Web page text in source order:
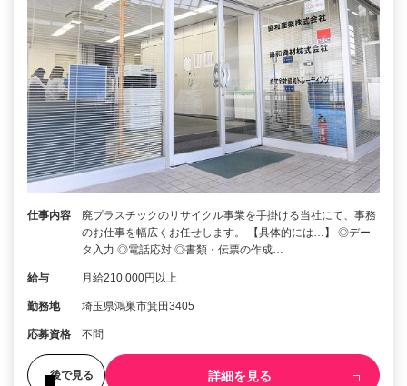
仕事内容
廃プラスチックのリサイクル事業を手掛ける当社にて、事務
のお仕事を幅広くお任せします。 【具体的には…】 ◎デー
タ入力 ◎電話応対 ◎書類・伝票の作成…
給与 月給210,000円以上
勤務地 埼玉県鴻巣市箕田3405
応募資格 不問
後で見る 詳細を見る